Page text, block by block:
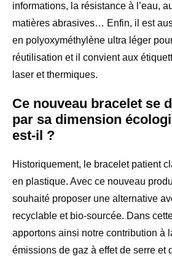
informations, la résistance à l’eau,
matières abrasives… Enfin, il est
en polyoxyméthylène ultra léger
réutilisation et il convient aux
laser et thermiques.
Ce nouveau bracelet se
par sa dimension
est-il ?
Historiquement, le bracelet patient
en plastique. Avec ce nouveau
souhaité proposer une alternative
recyclable et bio-sourcée. Dans
apportons ainsi notre contribution à
émissions de gaz à effet de serre et